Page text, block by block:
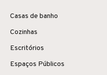
Casas de banho
Cozinhas
Escritórios
Espaços Públicos